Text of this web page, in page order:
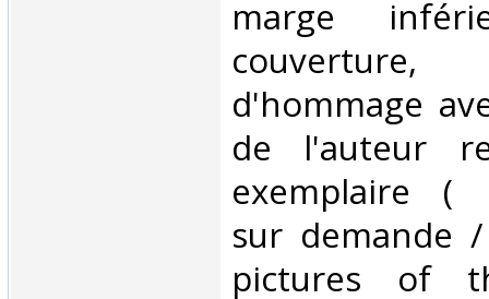
marge
d'hommage
de l'auteur
exemplaire (
sur demande
pictures of